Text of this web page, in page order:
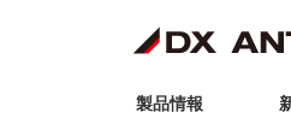
製品情報